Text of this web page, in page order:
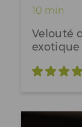
10 min
Velouté
exotique